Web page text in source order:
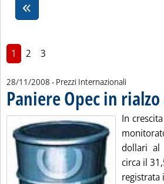
1 2 3
28/11/2008 - Prezzi Internazionali
Paniere Opec in
. Pubblicata venerdì 28 novembre 2008 alle 10.22.
In
dollari al
circa il
registrata